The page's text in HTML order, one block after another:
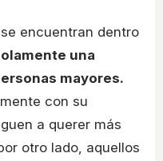
encuentran dentro
una
mayores.
con su
a querer más
otro lado, aquellos